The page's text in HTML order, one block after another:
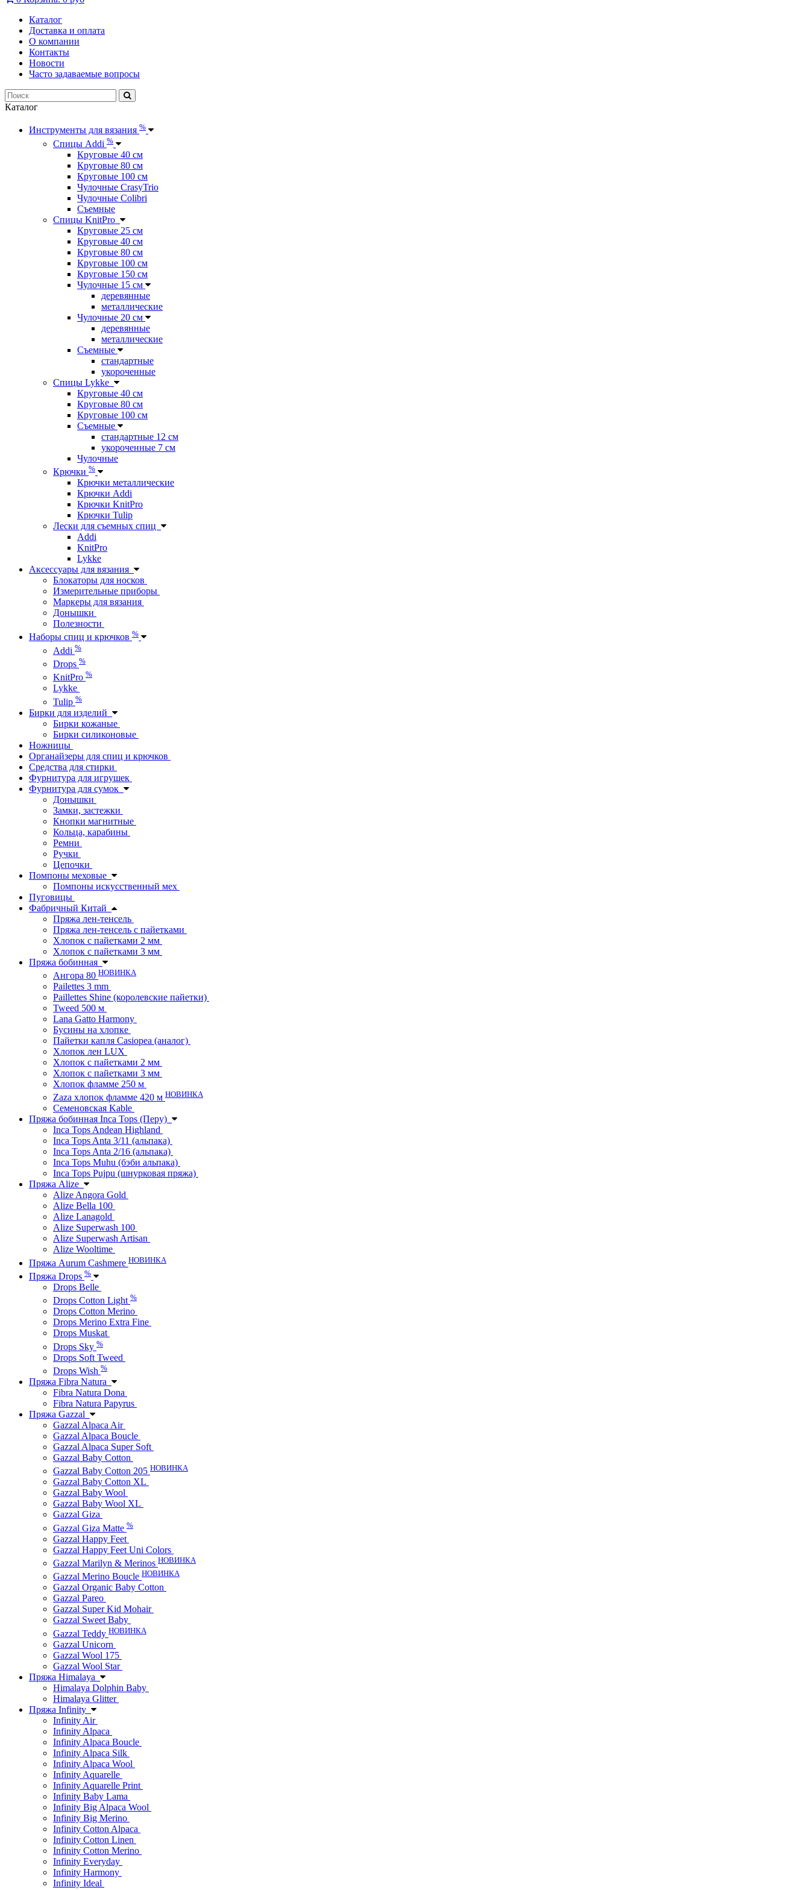
Каталог
Доставка и оплата
О компании
Контакты
Новости
Часто задаваемые вопросы
Каталог
Инструменты для вязания %
Спицы Addi %
Круговые 40 см
Круговые 80 см
Круговые 100 см
Чулочные CrasyTrio
Чулочные Colibri
Съемные
Спицы KnitPro
Круговые 25 см
Круговые 40 см
Круговые 80 см
Круговые 100 см
Круговые 150 см
Чулочные 15 см
деревянные
металлические
Чулочные 20 см
деревянные
металлические
Съемные
стандартные
укороченные
Спицы Lykke
Круговые 40 см
Круговые 80 см
Круговые 100 см
Съемные
стандартные 12 см
укороченные 7 см
Чулочные
Крючки %
Крючки металлические
Крючки Addi
Крючки KnitPro
Крючки Tulip
Лески для съемных спиц
Addi
KnitPro
Lykke
Аксессуары для вязания
Блокаторы для носков
Измерительные приборы
Маркеры для вязания
Донышки
Полезности
Наборы спиц и крючков %
Addi %
Drops %
KnitPro %
Lykke
Tulip %
Бирки для изделий
Бирки кожаные
Бирки силиконовые
Ножницы
Органайзеры для спиц и крючков
Средства для стирки
Фурнитура для игрушек
Фурнитура для сумок
Донышки
Замки, застежки
Кнопки магнитные
Кольца, карабины
Ремни
Ручки
Цепочки
Помпоны меховые
Помпоны искусственный мех
Пуговицы
Фабричный Китай
Пряжа лен-тенсель
Пряжа лен-тенсель с пайетками
Хлопок с пайетками 2 мм
Хлопок с пайетками 3 мм
Пряжа бобинная
Ангора 80 НОВИНКА
Pailettes 3 mm
Paillettes Shine (королевские пайетки)
Tweed 500 м
Lana Gatto Harmony
Бусины на хлопке
Пайетки капля Casiopea (аналог)
Хлопок лен LUX
Хлопок с пайетками 2 мм
Хлопок с пайетками 3 мм
Хлопок фламме 250 м
Zaza хлопок фламме 420 м НОВИНКА
Семеновская Kable
Пряжа бобинная Inca Tops (Перу)
Inca Tops Andean Highland
Inca Tops Anta 3/11 (альпака)
Inca Tops Anta 2/16 (альпака)
Inca Tops Muhu (бэби альпака)
Inca Tops Pujpu (шнурковая пряжа)
Пряжа Alize
Alize Angora Gold
Alize Bella 100
Alize Lanagold
Alize Superwash 100
Alize Superwash Artisan
Alize Wooltime
Пряжа Aurum Cashmere НОВИНКА
Пряжа Drops %
Drops Belle
Drops Cotton Light %
Drops Cotton Merino
Drops Merino Extra Fine
Drops Muskat
Drops Sky %
Drops Soft Tweed
Drops Wish %
Пряжа Fibra Natura
Fibra Natura Dona
Fibra Natura Papyrus
Пряжа Gazzal
Gazzal Alpaca Air
Gazzal Alpaca Boucle
Gazzal Alpaca Super Soft
Gazzal Baby Cotton
Gazzal Baby Cotton 205 НОВИНКА
Gazzal Baby Cotton XL
Gazzal Baby Wool
Gazzal Baby Wool XL
Gazzal Giza
Gazzal Giza Matte %
Gazzal Happy Feet
Gazzal Happy Feet Uni Colors
Gazzal Marilyn & Merinos НОВИНКА
Gazzal Merino Boucle НОВИНКА
Gazzal Organic Baby Cotton
Gazzal Pareo
Gazzal Super Kid Mohair
Gazzal Sweet Baby
Gazzal Teddy НОВИНКА
Gazzal Unicorn
Gazzal Wool 175
Gazzal Wool Star
Пряжа Himalaya
Himalaya Dolphin Baby
Himalaya Glitter
Пряжа Infinity
Infinity Air
Infinity Alpaca
Infinity Alpaca Boucle
Infinity Alpaca Silk
Infinity Alpaca Wool
Infinity Aquarelle
Infinity Aquarelle Print
Infinity Baby Lama
Infinity Big Alpaca Wool
Infinity Big Merino
Infinity Cotton Alpaca
Infinity Cotton Linen
Infinity Cotton Merino
Infinity Everyday
Infinity Harmony
Infinity Ideal